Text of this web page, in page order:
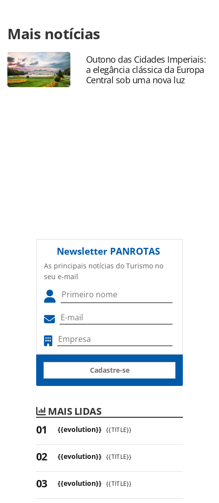
https://www.panrotas.com.br/guia-de-
ferias/mercado/2025/10/r11-travel-apresenta-os-maiores-
icones-dos-mares-com-lancamentos-
exclusivos_222132.html ou as ferramentas oferecidas na
página. Todo o conteúdo produzido pela PANROTAS
Editora é protegido pela legislação brasileira sobre direito
Mais notícias
Outono das Cidades Imperiais:
a elegância clássica da Europa
Central sob uma nova luz
Newsletter PANROTAS
As principais notícias do Turismo no
seu e-mail
Cadastre-se
MAIS LIDAS
{{evolution}} {{TITLE}}
{{evolution}} {{TITLE}}
{{evolution}} {{TITLE}}